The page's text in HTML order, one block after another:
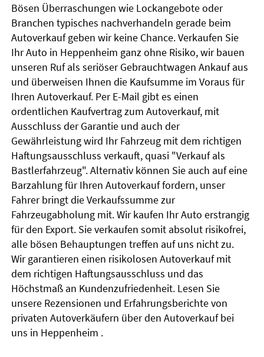
Bösen Überraschungen wie Lockangebote oder
Branchen typisches nachverhandeln gerade beim
Autoverkauf geben wir keine Chance. Verkaufen Sie
Ihr Auto in Heppenheim ganz ohne Risiko, wir bauen
unseren Ruf als seriöser Gebrauchtwagen Ankauf aus
und überweisen Ihnen die Kaufsumme im Voraus für
Ihren Autoverkauf. Per E-Mail gibt es einen
ordentlichen Kaufvertrag zum Autoverkauf, mit
Ausschluss der Garantie und auch der
Gewährleistung wird Ihr Fahrzeug mit dem richtigen
Haftungsausschluss verkauft, quasi "Verkauf als
Bastlerfahrzeug". Alternativ können Sie auch auf eine
Barzahlung für Ihren Autoverkauf fordern, unser
Fahrer bringt die Verkaufssumme zur
Fahrzeugabholung mit. Wir kaufen Ihr Auto erstrangig
für den Export. Sie verkaufen somit absolut risikofrei,
alle bösen Behauptungen treffen auf uns nicht zu.
Wir garantieren einen risikolosen Autoverkauf mit
dem richtigen Haftungsausschluss und das
Höchstmaß an Kundenzufriedenheit. Lesen Sie
unsere Rezensionen und Erfahrungsberichte von
privaten Autoverkäufern über den Autoverkauf bei
uns in Heppenheim .